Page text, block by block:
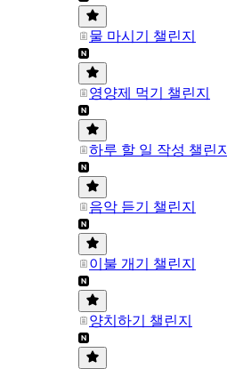
물 마시기 챌린지
영양제 먹기 챌린지
하루 할 일 작성 챌린지
음악 듣기 챌린지
이불 개기 챌린지
양치하기 챌린지